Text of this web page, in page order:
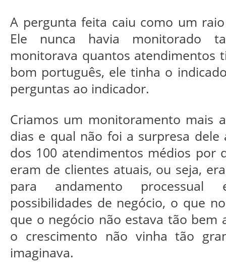
A pergunta feita caiu como um
Ele nunca havia monitorado
monitorava quantos atendimentos
bom português, ele tinha o
perguntas ao indicador.
Criamos um monitoramento mais
dias e qual não foi a surpresa dele
dos 100 atendimentos médios por
eram de clientes atuais, ou seja,
para andamento
possibilidades de negócio, o que
que o negócio não estava tão bem
o crescimento não vinha tão
imaginava.